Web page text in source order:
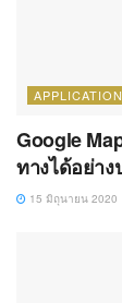
Google
ทางได้อย่าง
15 มิถุนายน 2020